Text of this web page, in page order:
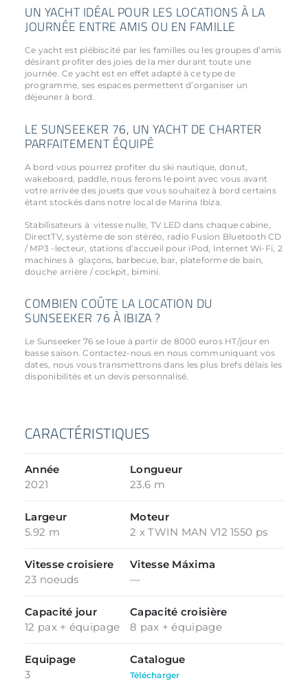
UN YACHT IDÉAL POUR LES LOCATIONS À LA
JOURNÉE ENTRE AMIS OU EN FAMILLE
Ce yacht est plébiscité par les familles ou les groupes d’amis
désirant profiter des joies de la mer durant toute une
journée. Ce yacht est en effet adapté à ce type de
programme, ses espaces permettent d’organiser un
déjeuner à bord.
LE SUNSEEKER 76, UN YACHT DE CHARTER
PARFAITEMENT ÉQUIPÉ
A bord vous pourrez profiter du ski nautique, donut,
wakeboard, paddle, nous ferons le point avec vous avant
votre arrivée des jouets que vous souhaitez à bord certains
étant stockés dans notre local de Marina Ibiza.
Stabilisateurs à vitesse nulle, TV LED dans chaque cabine,
DirectTV, système de son stéréo, radio Fusion Bluetooth CD
/ MP3 -lecteur, stations d’accueil pour iPod, Internet Wi-Fi, 2
machines à glaçons, barbecue, bar, plateforme de bain,
douche arrière / cockpit, bimini.
COMBIEN COÛTE LA LOCATION DU
SUNSEEKER 76 À IBIZA ?
Le Sunseeker 76 se loue à partir de 8000 euros HT/jour en
basse saison. Contactez-nous en nous communiquant vos
dates, nous vous transmettrons dans les plus brefs délais les
disponibilités et un devis personnalisé.
CARACTÉRISTIQUES
Année
Longueur
2021
23.6 m
Largeur
Moteur
5.92 m
2 x TWIN MAN V12 1550 ps
Vitesse croisiere
Vitesse Máxima
23 noeuds
—
Capacité jour
Capacité croisière
12 pax + équipage
8 pax + équipage
Equipage
Catalogue
3
Télécharger